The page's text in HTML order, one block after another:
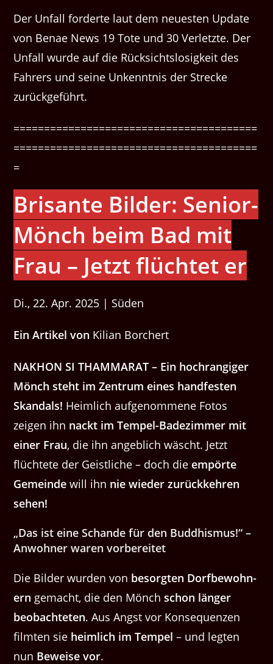
Der Unfall forderte laut dem neuesten Update
von Benae News 19 Tote und 30 Verletzte. Der
Unfall wurde auf die Rücksichtslosigkeit des
Fahrers und seine Unkenntnis der Strecke
zurückgeführt.
========================================
========================================
=
Brisante Bilder: Senior-
Mönch beim Bad mit
Frau – Jet­zt flüchtet er
Di., 22. Apr. 2025 | Süden
Ein Artikel von Kilian Borchert
NAKHON SI THAM­MARAT – Ein hochrangiger
Mönch ste­ht im Zen­trum eines hand­festen
Skan­dals! Heim­lich aufgenommene Fotos
zeigen ihn nackt im Tem­pel-Badez­im­mer mit
ein­er Frau, die ihn ange­blich wäscht. Jet­zt
flüchtete der Geistliche – doch die empörte
Gemeinde will ihn nie wieder zurück­kehren
sehen!
„Das ist eine Schande für den Bud­dhis­mus!“ –
Anwohn­er waren vorbereitet
Die Bilder wur­den von besorgten Dorf­be­wohn­
ern gemacht, die den Mönchschon länger
beobachteten. Aus Angst vor Kon­se­quen­zen
filmten sie heim­lich im Tem­pel – und legten
nun Beweise vor.